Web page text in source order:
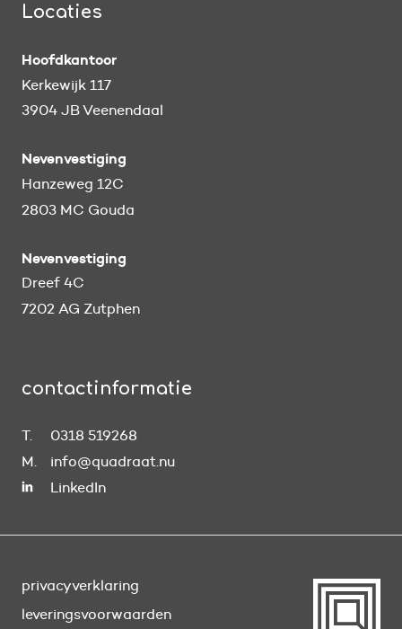
Locaties
Hoofdkantoor
Kerkewijk 117
3904 JB Veenendaal
Nevenvestiging
Hanzeweg 12C
2803 MC Gouda
Nevenvestiging
Dreef 4C
7202 AG Zutphen
contactinformatie
T.
0318 519268
M.
info@quadraat.nu
LinkedIn
privacyverklaring
leveringsvoorwaarden